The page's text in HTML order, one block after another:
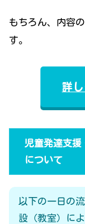
もちろん、内容
す。
詳
児童発達支援
について
以下の一日の
設（教室）に